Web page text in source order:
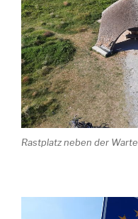
Rastplatz neben der Warte